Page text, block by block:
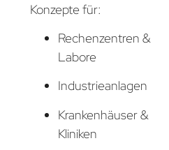
Konzepte für:
Rechenzentren &
Labore
Industrieanlagen
Krankenhäuser &
Kliniken